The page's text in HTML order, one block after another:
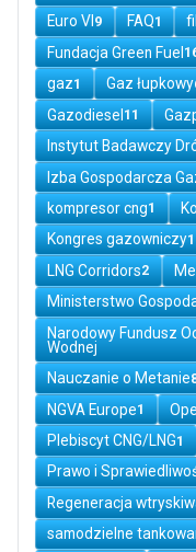
Euro VI9 FAQ1
Fundacja Green Fuel
gaz1 Gaz łupkowy
Gazodiesel11
Instytut Badawczy
Izba Gospodarcza
kompresor cng1
Kongres gazowniczy1
LNG Corridors2
Ministerstwo
Narodowy Fundusz
Wodnej
Nauczanie o Metanie
NGVA Europe1
Plebiscyt CNG/LNG1
Prawo i
Regeneracja
samodzielne